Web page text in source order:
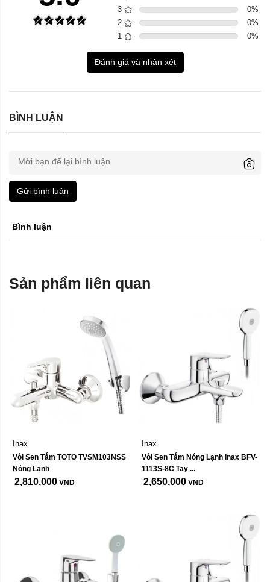
3
0%
2
0%
1
0%
Đánh giá và nhận xét
BÌNH LUẬN
Gửi bình luận
Bình luận
Sản phẩm liên quan
Inax
Vòi Sen Tắm TOTO TVSM103NSS
Nóng Lạnh
2,810,000 VND
Inax
Vòi Sen Tắm Nóng Lạnh Inax BFV-
1113S-8C Tay ...
2,650,000 VND